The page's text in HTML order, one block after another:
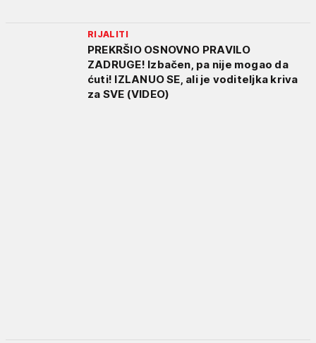
RIJALITI
PREKRŠIO OSNOVNO PRAVILO
ZADRUGE! Izbačen, pa nije mogao da
ćuti! IZLANUO SE, ali je voditeljka kriva
za SVE (VIDEO)